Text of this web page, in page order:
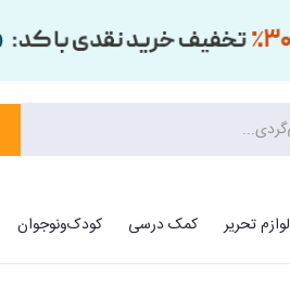
لوازم تحریر کمک درسی کودک‌ونوجوان